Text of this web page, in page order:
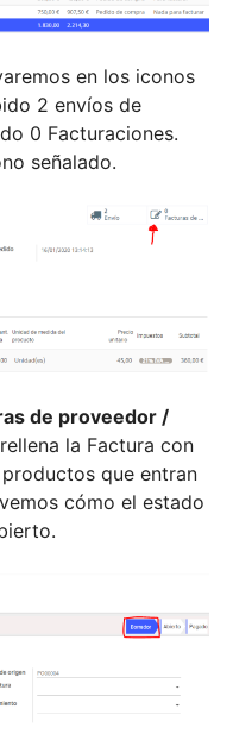
en los iconos
2 envíos de
0 Facturaciones.
señalado.
de proveedor /
la Factura con
que entran
cómo el estado